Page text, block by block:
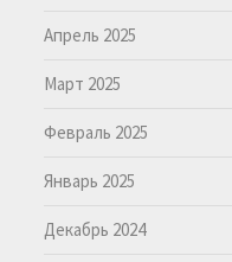
Апрель 2025
Март 2025
Февраль 2025
Январь 2025
Декабрь 2024